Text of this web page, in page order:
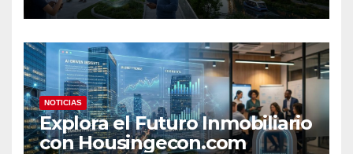
NOTICIAS
Explora el Futuro Inmobiliario
con Housingecon.com